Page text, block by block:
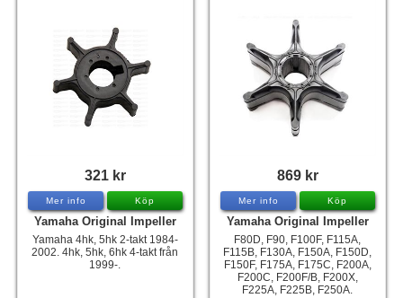
321 kr
Mer info Köp
Yamaha Original Impeller
Yamaha 4hk, 5hk 2-takt 1984-
2002. 4hk, 5hk, 6hk 4-takt från
1999-.
869 kr
Mer info Köp
Yamaha Original Impeller
F80D, F90, F100F, F115A,
F115B, F130A, F150A, F150D,
F150F, F175A, F175C, F200A,
F200C, F200F/B, F200X,
F225A, F225B, F250A.